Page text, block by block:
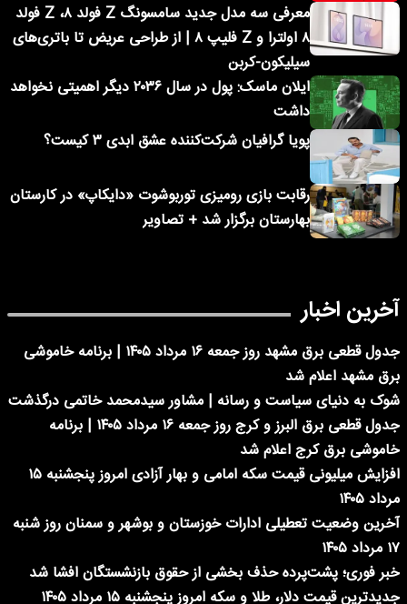
معرفی سه مدل جدید سامسونگ Z فولد ۸، Z فولد
۸ اولترا و Z فلیپ ۸ | از طراحی عریض تا باتری‌های
سیلیکون-کربن
ایلان ماسک: پول در سال ۲۰۳۶ دیگر اهمیتی نخواهد
داشت
پویا گرافیان شرکت‌کننده عشق ابدی ۳ کیست؟
رقابت بازی رومیزی توربوشوت «دایکاپ» در کارستان
بهارستان برگزار شد + تصاویر
آخرین اخبار
جدول قطعی برق مشهد روز جمعه ۱۶ مرداد ۱۴۰۵ | برنامه خاموشی
برق مشهد اعلام شد
شوک به دنیای سیاست و رسانه | مشاور سیدمحمد خاتمی درگذشت
جدول قطعی برق البرز و کرج روز جمعه ۱۶ مرداد ۱۴۰۵ | برنامه
خاموشی برق کرج اعلام شد
افزایش میلیونی قیمت سکه امامی و بهار آزادی امروز پنجشنبه ۱۵
مرداد ۱۴۰۵
آخرین وضعیت تعطیلی ادارات خوزستان و بوشهر و سمنان روز شنبه
۱۷ مرداد ۱۴۰۵
خبر فوری؛ پشت‌پرده حذف بخشی از حقوق بازنشستگان افشا شد
جدیدترین قیمت دلار، طلا و سکه امروز پنجشنبه ۱۵ مرداد ۱۴۰۵